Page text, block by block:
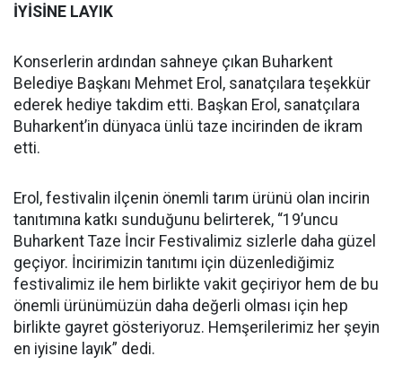
İYİSİNE LAYIK
Konserlerin ardından sahneye çıkan Buharkent
Belediye Başkanı Mehmet Erol, sanatçılara teşekkür
ederek hediye takdim etti. Başkan Erol, sanatçılara
Buharkent’in dünyaca ünlü taze incirinden de ikram
etti.
Erol, festivalin ilçenin önemli tarım ürünü olan incirin
tanıtımına katkı sunduğunu belirterek, “19’uncu
Buharkent Taze İncir Festivalimiz sizlerle daha güzel
geçiyor. İncirimizin tanıtımı için düzenlediğimiz
festivalimiz ile hem birlikte vakit geçiriyor hem de bu
önemli ürünümüzün daha değerli olması için hep
birlikte gayret gösteriyoruz. Hemşerilerimiz her şeyin
en iyisine layık” dedi.